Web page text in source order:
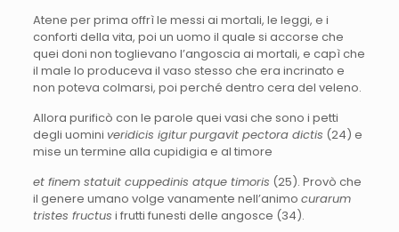
Atene per prima offrì le messi ai mortali, le leggi, e i
conforti della vita, poi un uomo il quale si accorse che
quei doni non toglievano l’angoscia ai mortali, e capì che
il male lo produceva il vaso stesso che era incrinato e
non poteva colmarsi, poi perché dentro cera del veleno.
Allora purificò con le parole quei vasi che sono i petti
degli uomini veridicis igiturpurgavit pectora dictis (24) e
mise un termine alla cupidigia e al timore
et finem statuit cuppedinis atque timoris (25). Provò che
il genere umano volge vanamente nell’animo curarum
tristes fructus i frutti funesti delle angosce (34).